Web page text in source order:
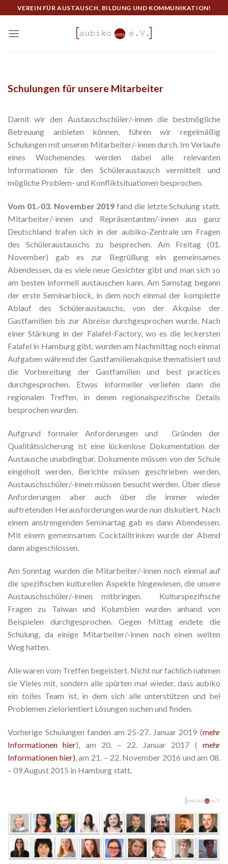
to
content
VEREIN FÜR AUSTAUSCH, BILDUNG UND KOMMUNIKATION!
Schulungen für unsere Mitarbeiter
Damit wir den Austauschschüler/-innen die bestmögliche
Betreuung anbieten können, führen wir regelmäßig
Schulungen mit unseren Mitarbeiter/-innen durch. Im Verlaufe
eines Wochenendes werden dabei alle relevanten
Informationen für den Schüleraustausch vermittelt und
mögliche Problem- und Konfliktsituationen besprochen.
Vom 01.-03. November 2019 fand die letzte Schulung statt.
Mitarbeiter/-innen und Repräsentanten/-innen aus ganz
Deutschland trafen sich in der aubiko-Zentrale um Fragen
des Schüleraustauschs zu besprechen. Am Freitag (01.
November) gab es zur Begrüßung ein gemeinsames
Abendessen, da es viele neue Gesichter gibt und man sich so
am besten informell austauschen kann. Am Samstag begann
der erste Seminarblock, in dem noch einmal der komplette
Ablauf des Schüleraustauschs, von der Akquise der
Gastfamilien bis zur Abreise durchgesprochen wurde. Nach
einer Stärkung in der Falafel-Factory, wo es die leckersten
Falafel in Hamburg gibt, wurden am Nachmittag noch einmal
Aufgaben während der Gastfamilienakquise thematisiert und
die Vorbereitung der Gastfamilien und best practices
durchgesprochen. Etwas informeller verliefen dann die
regionalen Treffen, in denen regionalspezifische Details
besprochen wurden.
Aufgrund formaler Anforderungen und Gründen der
Qualitätssicherung ist eine lückenlose Dokumentation der
Austausche unabdingbar. Dokumente müssen von der Schule
eingeholt werden, Berichte müssen geschrieben werden,
Austauschschüler/-innen müssen besucht werden. Über diese
Anforderungen aber auch über die immer wieder
auftretenden Herausforderungen wurde nun diskutiert. Nach
einem anstrengenden Seminartag gab es dann Abendessen.
Mit einem gemeinsamen Cocktailtrinken wurde der Abend
dann abgeschlossen.
Am Sonntag wurden die Mitarbeiter/-innen noch einmal auf
die spezifischen kulturellen Aspekte hingewiesen, die unsere
Austauschschüler/-innen mitbringen. Kulturspezifische
Fragen zu Taiwan und Kolumbien wurden anhand von
Beispielen durchgesprochen. Gegen Mittag endete die
Schulung, da einige Mitarbeiter/-innen noch einen weiten
Weg hatten.
Alle waren vom Treffen begeistert. Nicht nur fachlich nahmen
sie Vieles mit, sondern alle spürten mal wieder, dass aubiko
ein tolles Team ist, in dem sich alle unterstützen und bei
Problemen zielorientiert Lösungen suchen und finden.
Vorherige Schulungen fanden am 25-27. Januar 2019 (mehr
Informationen hier), am 20. – 22. Januar 2017 (mehr
Informationen hier), am 21. – 22. November 2016 und am 08.
– 09.August 2015 in Hamburg statt.